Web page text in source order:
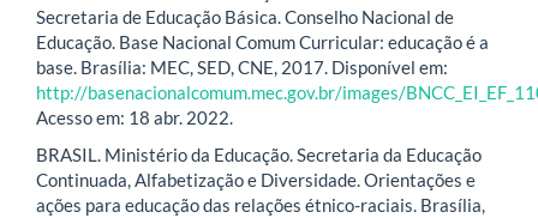
Secretaria de Educação Básica. Conselho Nacional de
Educação. Base Nacional Comum Curricular: educação é a
base. Brasília: MEC, SED, CNE, 2017. Disponível em:
http://basenacionalcomum.mec.gov.br/images/
Acesso em: 18 abr. 2022.
BRASIL. Ministério da Educação. Secretaria da Educação
Continuada, Alfabetização e Diversidade. Orientações e
ações para educação das relações étnico-raciais. Brasília,